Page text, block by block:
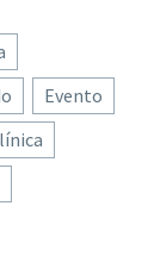
Evento